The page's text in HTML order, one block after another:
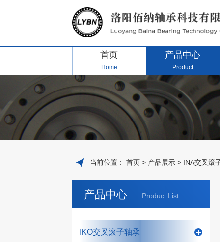
首页
Home
产品中心
Product
当前位置： 首页> 产品展示> INA交叉滚
产品中心 Product List
IKO交叉滚子轴承